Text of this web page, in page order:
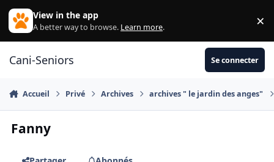
Aller au contenu
View in the app
A better way to browse. Learn more. ×
Cani-Seniors Se connecter
Accueil Privé Archives archives " le jardin des anges"
Fanny